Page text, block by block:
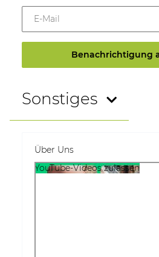
E-Mail
Benachrichtigung
Sonstiges
Über Uns
YouTube-Videos zulassen